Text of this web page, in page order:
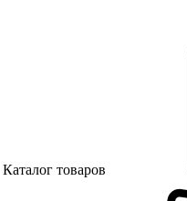
Каталог товаров